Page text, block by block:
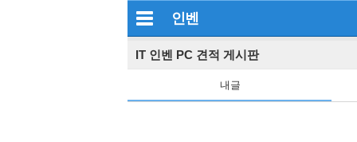
인벤
IT 인벤 PC 견적 게시판
내글